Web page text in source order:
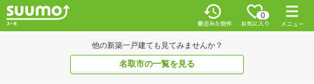
0
他の新築一戸建ても見てみませんか？
名取市の一覧を見る